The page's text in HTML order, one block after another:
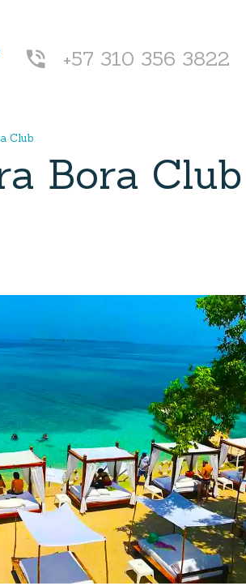

 +57 310 356 3822
Club
Bora Club